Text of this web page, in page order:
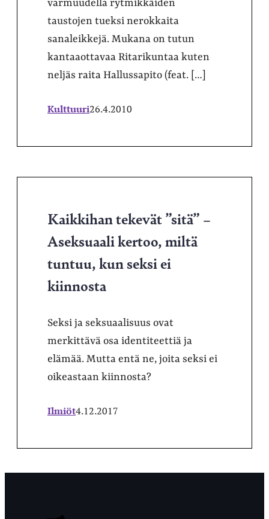
varmuudella rytmikkäiden
taustojen tueksi nerokkaita
sanaleikkejä. Mukana on tutun
kantaaottavaa Ritarikuntaa kuten
neljäs raita Hallussapito (feat. […]
Kulttuuri26.4.2010
Kaikkihan tekevät ”sitä” –
Aseksuaali kertoo, miltä
tuntuu, kun seksi ei
kiinnosta
Seksi ja seksuaalisuus ovat
merkittävä osa identiteettiä ja
elämää. Mutta entä ne, joita seksi ei
oikeastaan kiinnosta?
Ilmiöt4.12.2017